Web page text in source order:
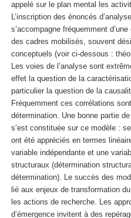
appelé sur le plan mental les
L’inscription des énoncés
s’accompagne fréquemment
des cadres mobilisés, souvent
conceptuels (voir ci-dessous :
Les voies de l’analyse sont
effet la question de la
particulier la question de la
Fréquemment ces corrélations
détermination. Une bonne partie
s’est constituée sur ce modèle :
ont été appréciés en termes
variable indépendante et une
structuraux (détermination
détermination). Le succès des
lié aux enjeux de transformation
les actions de recherche. Les
d’émergence invitent à des